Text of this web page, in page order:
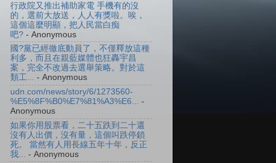
行政院又推出補助家電 手機有的沒
的，選前大放送，人人有獎啦。唉，
這個這麼明顯，把人民當白痴
吧? - Anonymous
國?黨已經徹底動員了，不僅釋放這種
利多，而且在親藍媒體也狂轟宇昌
案，完全不改過去選舉策略。對於這
類工... - Anonymous
udn.com/news/story/6/1273560-
%E5%8F%B0%E7%81%A3%E6... -
Anonymous
如果你用股票看，二十五跌到二十還
沒有人出價，沒有量，這個叫跌停鎖
死。 當然有人用長線五年十年，反正
我...
- Anonymous